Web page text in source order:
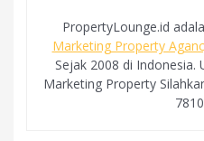
PropertyLounge.id
Marketing Property
Sejak 2008 di Indonesia.
Marketing Property